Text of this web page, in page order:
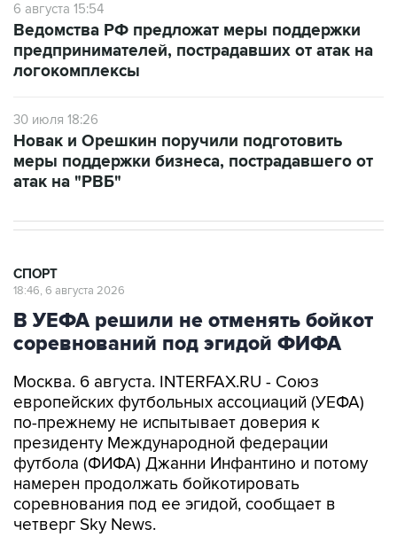
6 августа 15:54
Ведомства РФ предложат меры поддержки
предпринимателей, пострадавших от атак на
логокомплексы
30 июля 18:26
Новак и Орешкин поручили подготовить
меры поддержки бизнеса, пострадавшего от
атак на "РВБ"
СПОРТ
18:46, 6 августа 2026
В УЕФА решили не отменять бойкот
соревнований под эгидой ФИФА
Москва. 6 августа. INTERFAX.RU - Союз
европейских футбольных ассоциаций (УЕФА)
по-прежнему не испытывает доверия к
президенту Международной федерации
футбола (ФИФА) Джанни Инфантино и потому
намерен продолжать бойкотировать
соревнования под ее эгидой, сообщает в
четверг Sky News.